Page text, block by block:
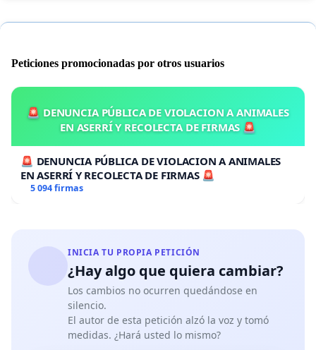
Peticiones promocionadas por otros usuarios
🚨 DENUNCIA PÚBLICA DE VIOLACION A ANIMALES
EN ASERRÍ Y RECOLECTA DE FIRMAS 🚨
🚨 DENUNCIA PÚBLICA DE VIOLACION A ANIMALES
EN ASERRÍ Y RECOLECTA DE FIRMAS 🚨
5 094 firmas
INICIA TU PROPIA PETICIÓN
¿Hay algo que quiera cambiar?
Los cambios no ocurren quedándose en
silencio.
El autor de esta petición alzó la voz y tomó
medidas. ¿Hará usted lo mismo?